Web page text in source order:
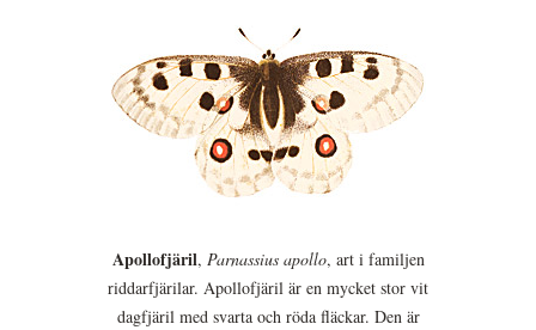
Apollofjäril, Parnassius apollo, art i familjen
riddarfjärilar. Apollofjäril är en mycket stor vit
dagfjäril med svarta och röda fläckar. Den är